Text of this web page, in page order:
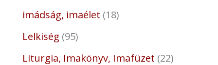
imádság, imaélet 18
Lelkiség 95
Liturgia, Imakönyv, Imafüzet 22